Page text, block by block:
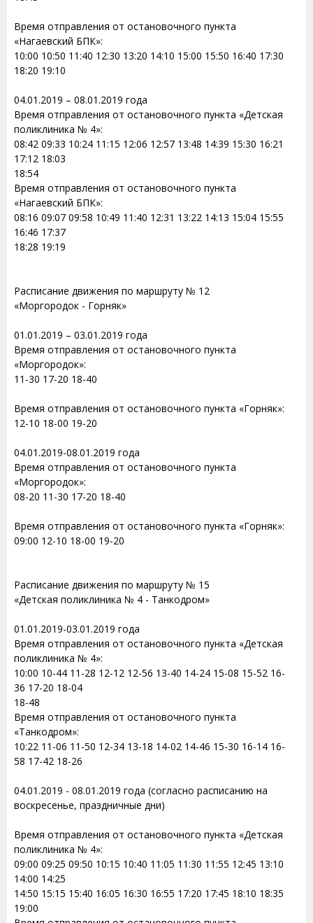
Время отправления от остановочного пункта
«Нагаевский БПК»:
10:00 10:50 11:40 12:30 13:20 14:10 15:00 15:50 16:40 17:30
18:20 19:10
04.01.2019 – 08.01.2019 года
Время отправления от остановочного пункта «Детская
поликлиника № 4»:
08:42 09:33 10:24 11:15 12:06 12:57 13:48 14:39 15:30 16:21
17:12 18:03
18:54
Время отправления от остановочного пункта
«Нагаевский БПК»:
08:16 09:07 09:58 10:49 11:40 12:31 13:22 14:13 15:04 15:55
16:46 17:37
18:28 19:19
Расписание движения по маршруту № 12
«Моргородок - Горняк»
01.01.2019 – 03.01.2019 года
Время отправления от остановочного пункта
«Моргородок»:
11-30 17-20 18-40
Время отправления от остановочного пункта «Горняк»:
12-10 18-00 19-20
04.01.2019-08.01.2019 года
Время отправления от остановочного пункта
«Моргородок»:
08-20 11-30 17-20 18-40
Время отправления от остановочного пункта «Горняк»:
09:00 12-10 18-00 19-20
Расписание движения по маршруту № 15
«Детская поликлиника № 4 - Танкодром»
01.01.2019-03.01.2019 года
Время отправления от остановочного пункта «Детская
поликлиника № 4»:
10:00 10-44 11-28 12-12 12-56 13-40 14-24 15-08 15-52 16-
36 17-20 18-04
18-48
Время отправления от остановочного пункта
«Танкодром»:
10:22 11-06 11-50 12-34 13-18 14-02 14-46 15-30 16-14 16-
58 17-42 18-26
04.01.2019 - 08.01.2019 года (согласно расписанию на
воскресенье, праздничные дни)
Время отправления от остановочного пункта «Детская
поликлиника № 4»:
09:00 09:25 09:50 10:15 10:40 11:05 11:30 11:55 12:45 13:10
14:00 14:25
14:50 15:15 15:40 16:05 16:30 16:55 17:20 17:45 18:10 18:35
19:00